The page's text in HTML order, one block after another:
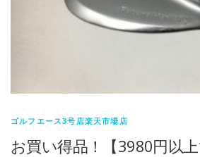
ゴルフエース3号店楽天市場店
お買い得品！【3980円以上